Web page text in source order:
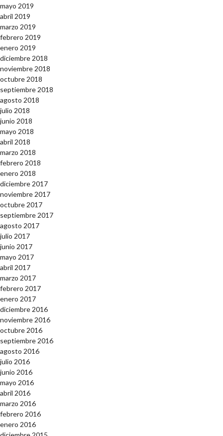
mayo 2019
abril 2019
marzo 2019
febrero 2019
enero 2019
diciembre 2018
noviembre 2018
octubre 2018
septiembre 2018
agosto 2018
julio 2018
junio 2018
mayo 2018
abril 2018
marzo 2018
febrero 2018
enero 2018
diciembre 2017
noviembre 2017
octubre 2017
septiembre 2017
agosto 2017
julio 2017
junio 2017
mayo 2017
abril 2017
marzo 2017
febrero 2017
enero 2017
diciembre 2016
noviembre 2016
octubre 2016
septiembre 2016
agosto 2016
julio 2016
junio 2016
mayo 2016
abril 2016
marzo 2016
febrero 2016
enero 2016